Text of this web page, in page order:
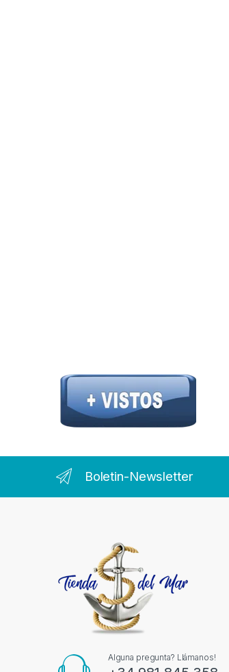
Boletin-Newsletter
Alguna pregunta? Llámanos!